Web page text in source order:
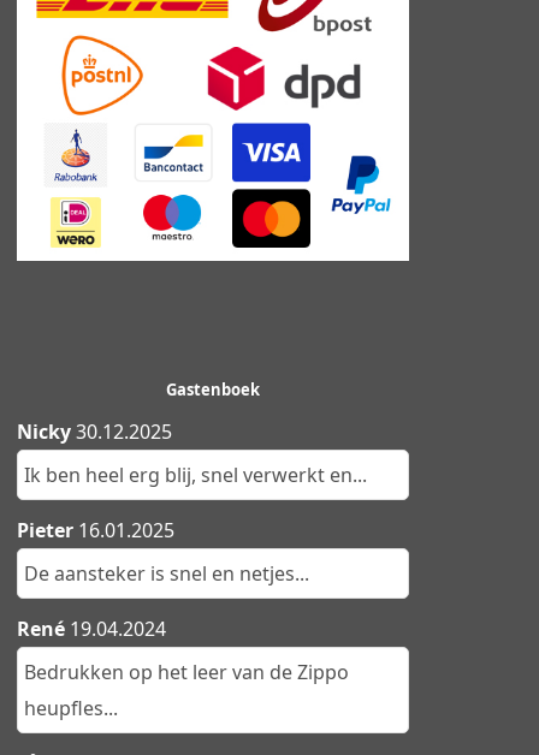
Gastenboek
Nicky30.12.2025
Ik ben heel erg blij, snel verwerkt en...
Pieter 16.01.2025
De aansteker is snel en netjes...
René 19.04.2024
Bedrukken op het leer van de Zippo
heupfles...